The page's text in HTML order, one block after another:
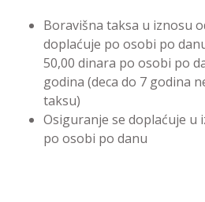
Boravišna taksa u iznosu
doplaćuje po osobi po
50,00 dinara po osobi po
godina (deca do 7 godina
taksu)
Osiguranje se doplaćuje u
po osobi po danu